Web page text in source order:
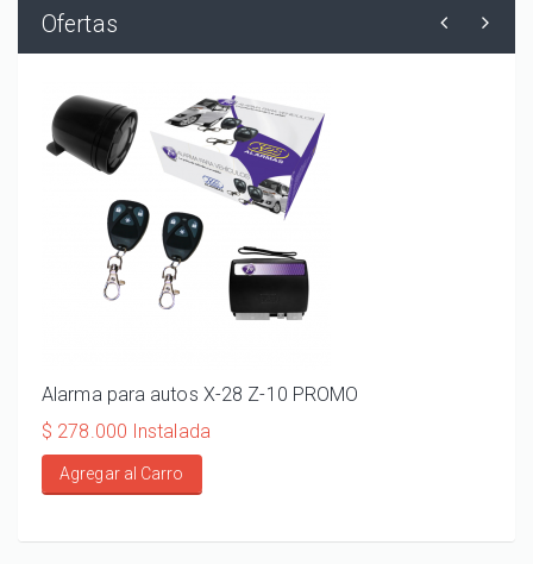
Ofertas
Alarma para autos X-28 Z-10 PROMO
$ 278.000 Instalada
Agregar al Carro